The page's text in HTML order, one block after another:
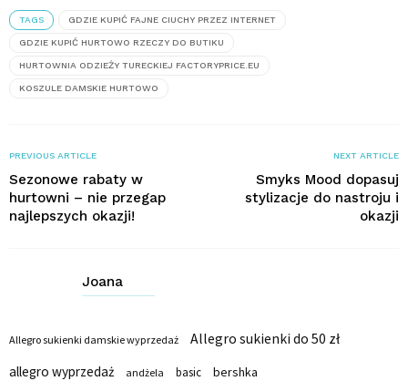
TAGS GDZIE KUPIĆ FAJNE CIUCHY PRZEZ INTERNET
GDZIE KUPIĆ HURTOWO RZECZY DO BUTIKU
HURTOWNIA ODZIEŻY TURECKIEJ FACTORYPRICE.EU
KOSZULE DAMSKIE HURTOWO
PREVIOUS ARTICLE
Sezonowe rabaty w
hurtowni – nie przegap
najlepszych okazji!
NEXT ARTICLE
Smyks Mood dopasuj
stylizacje do nastroju i
okazji
Joana
Allegro sukienki damskie wyprzedaż
Allegro sukienki do 50 zł
allegro wyprzedaż
andżela basic bershka